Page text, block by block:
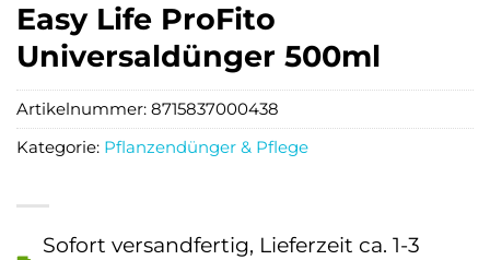
Easy Life ProFito
Universaldünger 500ml
Sofort versandfertig, Lieferzeit ca. 1-3
Artikelnummer: 8715837000438
Kategorie: Pflanzendünger & Pflege